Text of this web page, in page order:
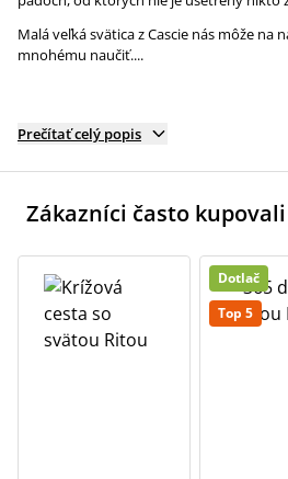
Malá veľká svätica z Cascie nás môže na
mnohému naučiť....
Prečítať celý popis
Zákazníci často
Dotlač
Top 5